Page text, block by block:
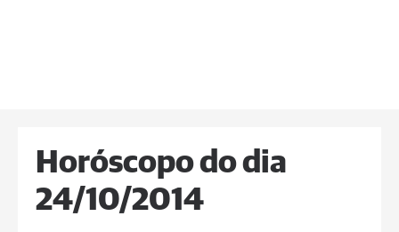
Horóscopo do dia
24/10/2014